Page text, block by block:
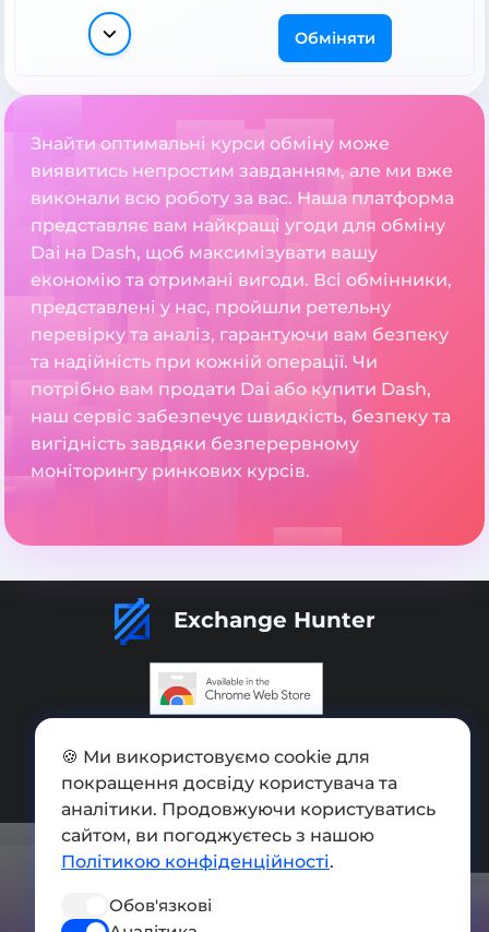
Обміняти
Знайти оптимальні курси обміну може
виявитись непростим завданням, але ми вже
виконали всю роботу за вас. Наша платформа
представляє вам найкращі угоди для обміну
Dai на Dash, щоб максимізувати вашу
економію та отримані вигоди. Всі обмінники,
представлені у нас, пройшли ретельну
перевірку та аналіз, гарантуючи вам безпеку
та надійність при кожній операції. Чи
потрібно вам продати Dai або купити Dash,
наш сервіс забезпечує швидкість, безпеку та
вигідність завдяки безперервному
моніторингу ринкових курсів.
Exchange Hunter
Мапа сайту
Press kit
Умови використання
Політика конфіденційності
🍪 Ми використовуємо cookie для
покращення досвіду користувача та
аналітики. Продовжуючи користуватись
сайтом, ви погоджуєтесь з нашою
Політикою конфіденційності.
Обов'язкові